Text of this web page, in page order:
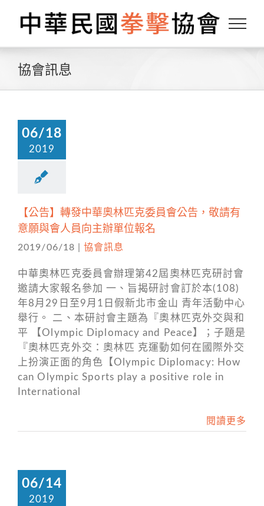
content
協會訊息
06/18
2019
【公告】轉發中華奧林匹克委員會公告，敬請有
意願與會人員向主辦單位報名
2019/06/18 協會訊息
中華奧林匹克委員會辦理第42屆奧林匹克研討會
邀請大家報名參加 一、旨揭研討會訂於本(108)
年8月29日至9月1日假新北市金山 青年活動中心
舉行。 二、本研討會主題為『奧林匹克外交與和
平 【Olympic Diplomacy and Peace】；子題是
『奧林匹克外交：奧林匹 克運動如何在國際外交
上扮演正面的角色【Olympic Diplomacy: How
can Olympic Sports play a positive role in
International
閱讀更多
06/14
2019